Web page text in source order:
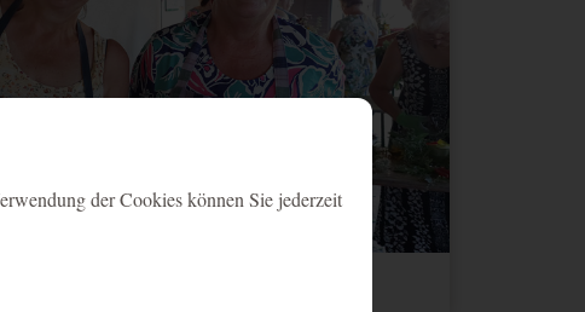
der Cookies können Sie jederzeit